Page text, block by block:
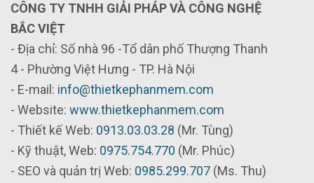
CÔNG TY TNHH GIẢI PHÁP VÀ CÔNG NGHỆ
BẮC VIỆT
- Địa chỉ: Số nhà 96 -Tổ dân phố Thượng Thanh
4 - Phường Việt Hưng - TP. Hà Nội
- E-mail: info@thietkephanmem.com
- Website: www.thietkephanmem.com
- Thiết kế Web: 0913.03.03.28 (Mr. Tùng)
- Kỹ thuật, Web: 0975.754.770 (Mr. Phúc)
- SEO và quản trị Web: 0985.299.707 (Ms. Thu)